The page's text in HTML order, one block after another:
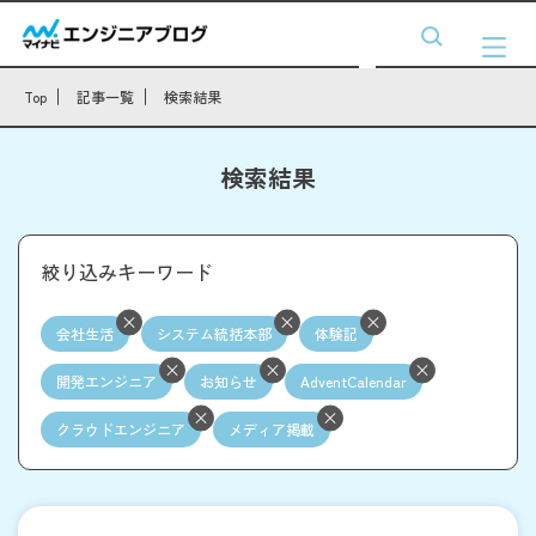
Top 記事一覧 検索結果
検索結果
絞り込みキーワード
会社生活 システム統括本部 体験記
開発エンジニア お知らせ AdventCalendar
クラウドエンジニア メディア掲載